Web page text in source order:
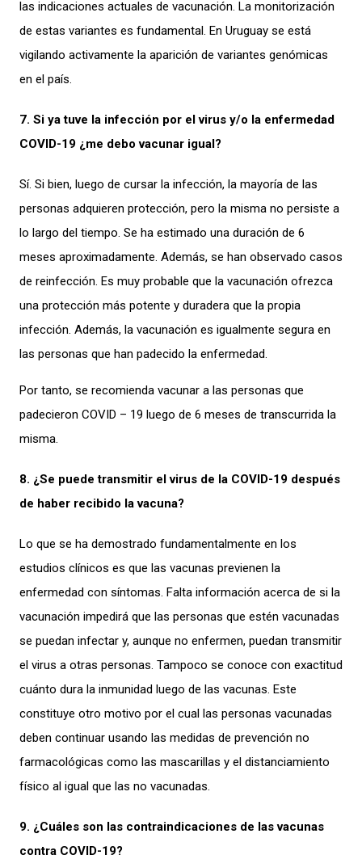
las indicaciones actuales de vacunación. La monitorización
de estas variantes es fundamental. En Uruguay se está
vigilando activamente la aparición de variantes genómicas
en el país.
7. Si ya tuve la infección por el virus y/o la enfermedad
COVID-19 ¿me debo vacunar igual?
Sí. Si bien, luego de cursar la infección, la mayoría de las
personas adquieren protección, pero la misma no persiste a
lo largo del tiempo. Se ha estimado una duración de 6
meses aproximadamente. Además, se han observado casos
de reinfección. Es muy probable que la vacunación ofrezca
una protección más potente y duradera que la propia
infección. Además, la vacunación es igualmente segura en
las personas que han padecido la enfermedad.
Por tanto, se recomienda vacunar a las personas que
padecieron COVID – 19 luego de 6 meses de transcurrida la
misma.
8. ¿Se puede transmitir el virus de la COVID-19 después
de haber recibido la vacuna?
Lo que se ha demostrado fundamentalmente en los
estudios clínicos es que las vacunas previenen la
enfermedad con síntomas. Falta información acerca de si la
vacunación impedirá que las personas que estén vacunadas
se puedan infectar y, aunque no enfermen, puedan transmitir
el virus a otras personas. Tampoco se conoce con exactitud
cuánto dura la inmunidad luego de las vacunas. Este
constituye otro motivo por el cual las personas vacunadas
deben continuar usando las medidas de prevención no
farmacológicas como las mascarillas y el distanciamiento
físico al igual que las no vacunadas.
9. ¿Cuáles son las contraindicaciones de las vacunas
contra COVID-19?